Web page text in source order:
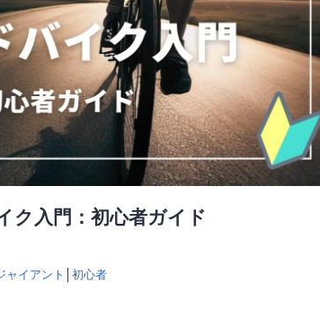
ク入門：初心者ガイド
ャイアント │ 初心者